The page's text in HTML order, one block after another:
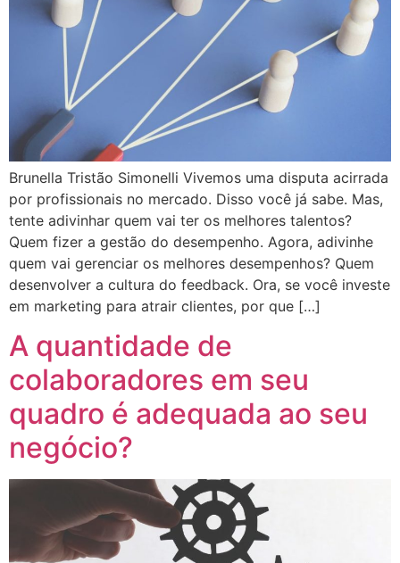
Brunella Tristão Simonelli Vivemos uma disputa acirrada
por profissionais no mercado. Disso você já sabe. Mas,
tente adivinhar quem vai ter os melhores talentos?
Quem fizer a gestão do desempenho. Agora, adivinhe
quem vai gerenciar os melhores desempenhos? Quem
desenvolver a cultura do feedback. Ora, se você investe
em marketing para atrair clientes, por que […]
A quantidade de
colaboradores em seu
quadro é adequada ao seu
negócio?